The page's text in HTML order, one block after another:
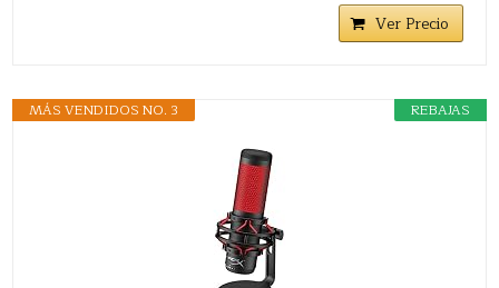
Ver Precio
REBAJAS
MÁS VENDIDOS NO. 3